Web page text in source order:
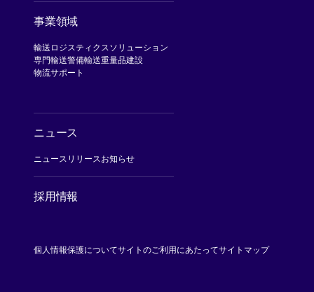
事業領域
輸送 ロジスティクスソリューション
専門輸送警備輸送重量品建設
物流サポート
ニュース
ニュースリリース お知らせ
採用情報
個人情報保護についてサイトのご利用にあたってサイトマップ